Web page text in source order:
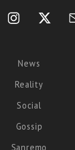
News
Reality
Social
Gossip
Sanremo